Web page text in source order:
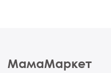
МамаМаркет